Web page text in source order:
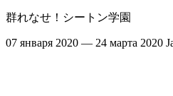
群れなせ！シートン学園
07 января 2020 — 24 марта 2020